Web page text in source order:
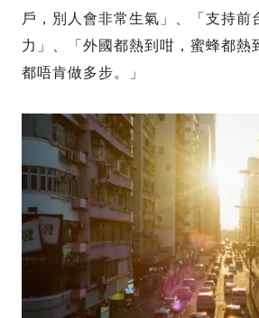
戶，別人會非常生氣」、「支持前
力」、「外國都熱到咁，蜜蜂都熱
都唔肯做多步。」